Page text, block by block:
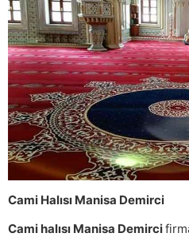
Cami Halısı Manisa Demirci
Cami halısı Manisa Demirci